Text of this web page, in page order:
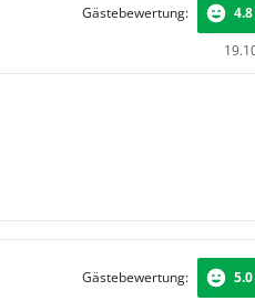
Gästebewertung:
Gästebewertung: